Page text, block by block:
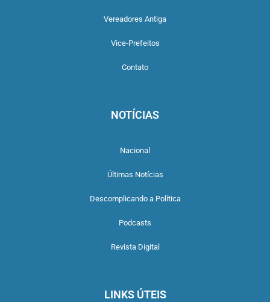
Vereadores Antiga
Vice-Prefeitos
Contato
NOTÍCIAS
Nacional
Últimas Notícias
Descomplicando a Política
Podcasts
Revista Digital
LINKS ÚTEIS